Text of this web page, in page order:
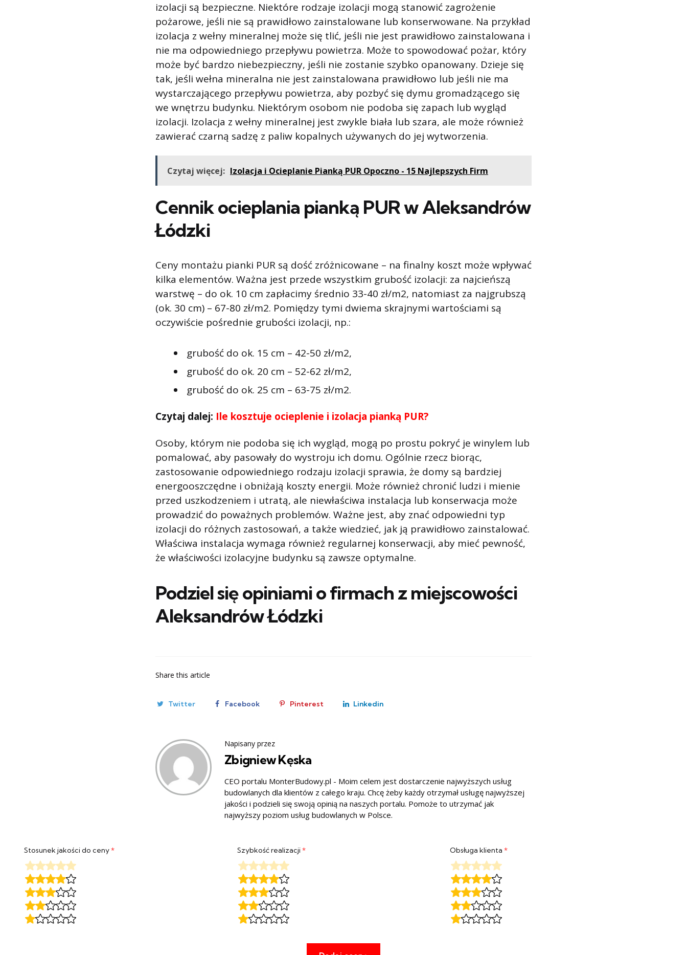
izolacji są bezpieczne. Niektóre rodzaje izolacji mogą stanowić zagrożenie
pożarowe, jeśli nie są prawidłowo zainstalowane lub konserwowane. Na przykład
izolacja z wełny mineralnej może się tlić, jeśli nie jest prawidłowo zainstalowana i
nie ma odpowiedniego przepływu powietrza. Może to spowodować pożar, który
może być bardzo niebezpieczny, jeśli nie zostanie szybko opanowany. Dzieje się
tak, jeśli wełna mineralna nie jest zainstalowana prawidłowo lub jeśli nie ma
wystarczającego przepływu powietrza, aby pozbyć się dymu gromadzącego się
we wnętrzu budynku. Niektórym osobom nie podoba się zapach lub wygląd
izolacji. Izolacja z wełny mineralnej jest zwykle biała lub szara, ale może również
zawierać czarną sadzę z paliw kopalnych używanych do jej wytworzenia.
Czytaj więcej: Izolacja i Ocieplanie Pianką PUR Opoczno - 15 Najlepszych Firm
Cennik ocieplania pianką PUR w Aleksandrów
Łódzki
Ceny montażu pianki PUR są dość zróżnicowane – na finalny koszt może wpływać
kilka elementów. Ważna jest przede wszystkim grubość izolacji: za najcieńszą
warstwę – do ok. 10 cm zapłacimy średnio 33-40 zł/m2, natomiast za najgrubszą
(ok. 30 cm) – 67-80 zł/m2. Pomiędzy tymi dwiema skrajnymi wartościami są
oczywiście pośrednie grubości izolacji, np.:
grubość do ok. 15 cm – 42-50 zł/m2,
grubość do ok. 20 cm – 52-62 zł/m2,
grubość do ok. 25 cm – 63-75 zł/m2.
Czytaj dalej: Ile kosztuje ocieplenie i izolacja pianką PUR?
Osoby, którym nie podoba się ich wygląd, mogą po prostu pokryć je winylem lub
pomalować, aby pasowały do ​​wystroju ich domu. Ogólnie rzecz biorąc,
zastosowanie odpowiedniego rodzaju izolacji sprawia, że ​​domy są bardziej
energooszczędne i obniżają koszty energii. Może również chronić ludzi i mienie
przed uszkodzeniem i utratą, ale niewłaściwa instalacja lub konserwacja może
prowadzić do poważnych problemów. Ważne jest, aby znać odpowiedni typ
izolacji do różnych zastosowań, a także wiedzieć, jak ją prawidłowo zainstalować.
Właściwa instalacja wymaga również regularnej konserwacji, aby mieć pewność,
że właściwości izolacyjne budynku są zawsze optymalne.
Podziel się opiniami o firmach z miejscowości
Aleksandrów Łódzki
Share this article
Twitter Facebook Pinterest Linkedin
Napisany przez
Zbigniew Kęska
CEO portalu MonterBudowy.pl - Moim celem jest dostarczenie najwyższych usług
budowlanych dla klientów z całego kraju. Chcę żeby każdy otrzymał usługę najwyższej
jakości i podzieli się swoją opinią na naszych portalu. Pomoże to utrzymać jak
najwyższy poziom usług budowlanych w Polsce.
Stosunek jakości do ceny* Szybkość realizacji* Obsługa klienta*